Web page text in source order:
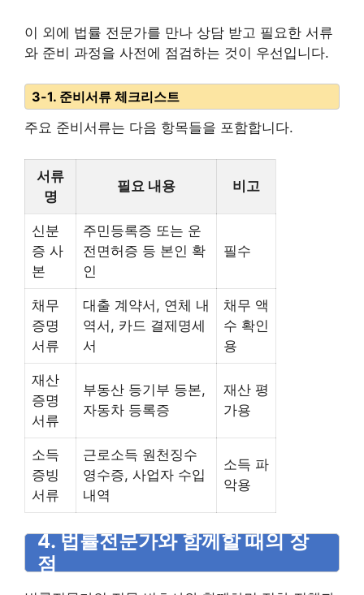
이 외에 법률 전문가를 만나 상담 받고 필요한 서류
와 준비 과정을 사전에 점검하는 것이 우선입니다.
3-1. 준비서류 체크리스트
주요 준비서류는 다음 항목들을 포함합니다.
서류
명
필요 내용 비고
신분
증 사
본
주민등록증 또는 운
전면허증 등 본인 확
인
필수
채무
증명
서류
대출 계약서, 연체 내
역서, 카드 결제명세
서
채무 액
수 확인
용
재산
증명
서류
부동산 등기부 등본,
자동차 등록증
재산 평
가용
소득
증빙
서류
근로소득 원천징수
영수증, 사업자 수입
내역
소득 파
악용
4. 법률전문가와 함께할 때의 장
점